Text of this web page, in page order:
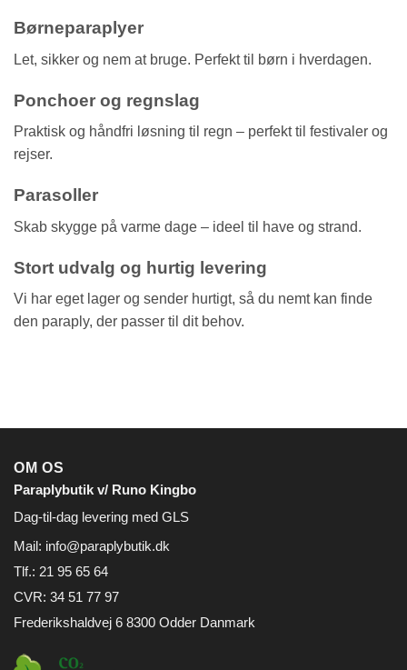
Børneparaplyer
Let, sikker og nem at bruge. Perfekt til børn i hverdagen.
Ponchoer og regnslag
Praktisk og håndfri løsning til regn – perfekt til festivaler og
rejser.
Parasoller
Skab skygge på varme dage – ideel til have og strand.
Stort udvalg og hurtig levering
Vi har eget lager og sender hurtigt, så du nemt kan finde
den paraply, der passer til dit behov.
OM OS
Paraplybutik v/ Runo Kingbo
Dag-til-dag levering med GLS
Mail: info@paraplybutik.dk
Tlf.: 21 95 65 64
CVR: 34 51 77 97
Frederikshaldvej 6 8300 Odder Danmark